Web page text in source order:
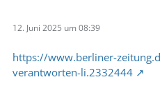
12. Juni 2025 um 08:39
https://www.berliner-
verantworten-li.2332444